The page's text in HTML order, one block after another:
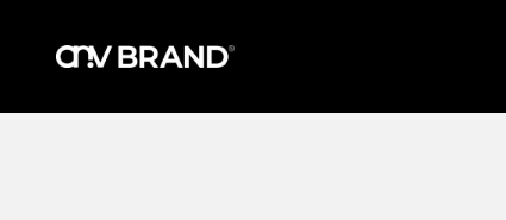
Перейти